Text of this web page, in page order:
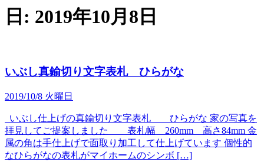
日: 2019年10月8日
いぶし真鍮切り文字表札 ひらがな
2019/10/8 火曜日
いぶし仕上げの真鍮切り文字表札 ひらがな 家の写真を
拝見してご提案しました 表札幅 260mm 高さ84mm 金
属の角は手仕上げで面取り加工して仕上げています 個性的
なひらがなの表札がマイホームのシンボ […]